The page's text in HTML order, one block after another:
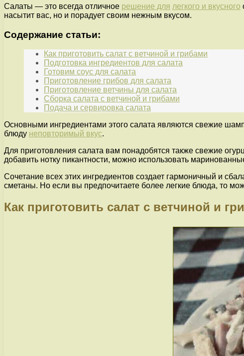
Салаты — это всегда отличное решение для легкого и вкусного
насытит вас, но и порадует своим нежным вкусом.
Содержание статьи:
Как приготовить салат с ветчиной и грибами
Подготовка ингредиентов для салата
Готовим соус для салата
Приготовление грибов для салата
Приготовление ветчины для салата
Сборка салата с ветчиной и грибами
Подача и сервировка салата
Основными ингредиентами этого салата являются свежие
блюду неповторимый вкус.
Для приготовления салата вам понадобятся также свежие
добавить нотку пикантности, можно использовать
Сочетание всех этих ингредиентов создает гармоничный и
сметаны. Но если вы предпочитаете более легкие блюда, то
Как приготовить салат с ветчиной и